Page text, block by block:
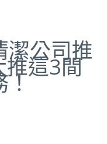
潔公司推
這3間
！